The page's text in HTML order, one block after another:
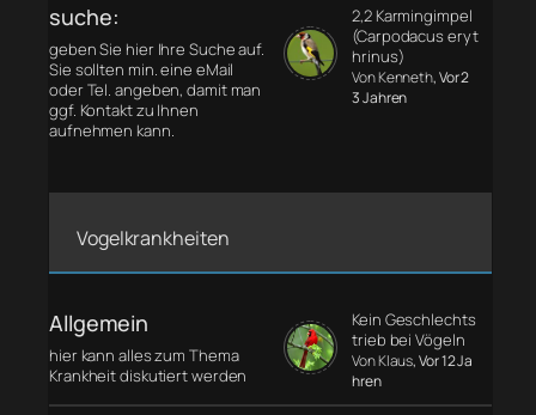
suche:
geben Sie hier Ihre Suche auf.
Sie sollten min. eine eMail
oder Tel. angeben, damit man
ggf. Kontakt zu Ihnen
aufnehmen kann.
2,2 Karmingimpel
(Carpodacus eryt
hrinus)
Von Kenneth, Vor 2
3 Jahren
Vogelkrankheiten
Allgemein
hier kann alles zum Thema
Krankheit diskutiert werden
Kein Geschlechts
trieb bei Vögeln
Von Klaus, Vor 12 Ja
hren